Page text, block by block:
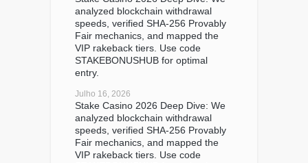
analyzed blockchain withdrawal
speeds, verified SHA-256 Provably
Fair mechanics, and mapped the
VIP rakeback tiers. Use code
STAKEBONUSHUB for optimal
entry.
Julho 16, 2026
Stake Casino 2026 Deep Dive: We
analyzed blockchain withdrawal
speeds, verified SHA-256 Provably
Fair mechanics, and mapped the
VIP rakeback tiers. Use code